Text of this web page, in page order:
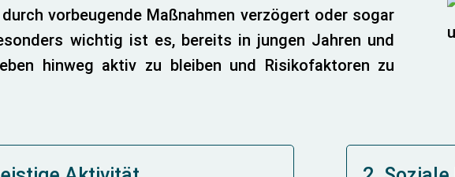
durch vorbeugende Maßnahmen verzögert oder sogar
wichtig ist es, bereits in jungen Jahren und
hinweg aktiv zu bleiben und Risikofaktoren zu